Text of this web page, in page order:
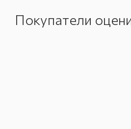
Покупатели